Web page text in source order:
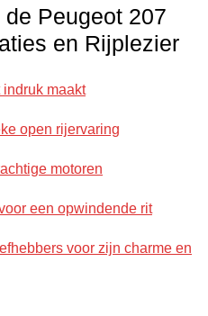
Peugeot 207
en Rijplezier
maakt
open rijervaring
motoren
een opwindende rit
voor zijn charme en